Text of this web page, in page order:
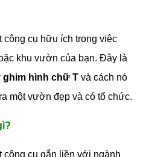
công cụ hữu ích trong việc
khu vườn của bạn. Đây là
ghim hình chữ T và cách nó
một vườn đẹp và có tổ chức.
công cụ gắn liền với ngành